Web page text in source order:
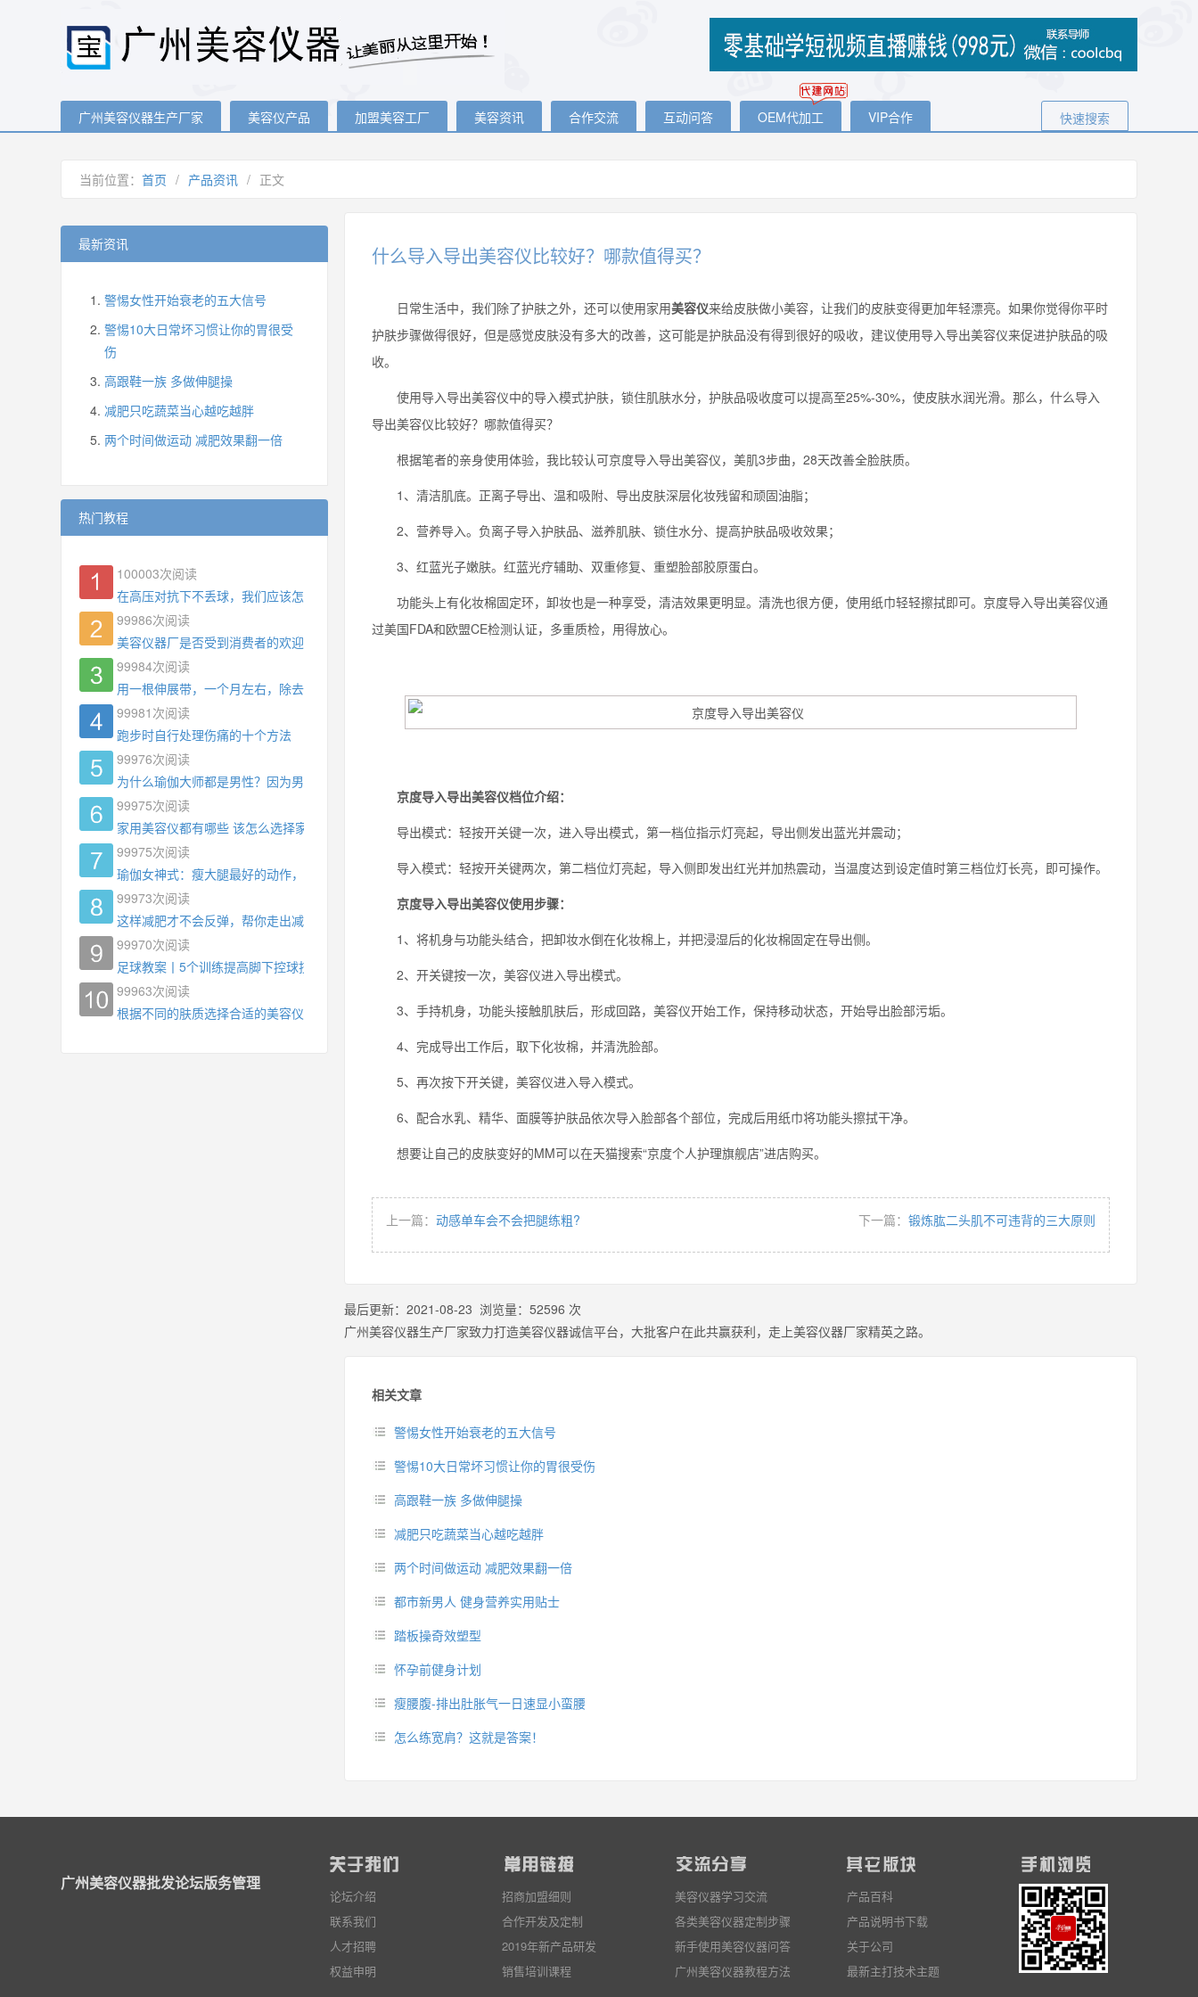
广州美容仪器生产厂家 美容仪产品 加盟美容工厂 美容资讯 合作交流 互动问答 OEM代加工 VIP合作 快速搜索
当前位置： 首页 / 产品资讯 / 正文
什么导入导出美容仪比较好？哪款值得买？
日常生活中，我们除了护肤之外，还可以使用家用美容仪来给皮肤做小美容，让我们的皮肤变得更加年轻漂亮。如果你觉得你平时
护肤步骤做得很好，但是感觉皮肤没有多大的改善，这可能是护肤品没有得到很好的吸收，建议使用导入导出美容仪来促进护肤品的吸
收。
使用导入导出美容仪中的导入模式护肤，锁住肌肤水分，护肤品吸收度可以提高至25%-30%，使皮肤水润光滑。那么，什么导入
导出美容仪比较好？哪款值得买？
根据笔者的亲身使用体验，我比较认可京度导入导出美容仪，美肌3步曲，28天改善全脸肤质。
1、清洁肌底。正离子导出、温和吸附、导出皮肤深层化妆残留和顽固油脂；
2、营养导入。负离子导入护肤品、滋养肌肤、锁住水分、提高护肤品吸收效果；
3、红蓝光子嫩肤。红蓝光疗辅助、双重修复、重塑脸部胶原蛋白。
功能头上有化妆棉固定环，卸妆也是一种享受，清洁效果更明显。清洗也很方便，使用纸巾轻轻擦拭即可。京度导入导出美容仪通
过美国FDA和欧盟CE检测认证，多重质检，用得放心。
京度导入导出美容仪档位介绍：
导出模式：轻按开关键一次，进入导出模式，第一档位指示灯亮起，导出侧发出蓝光并震动；
导入模式：轻按开关键两次，第二档位灯亮起，导入侧即发出红光并加热震动，当温度达到设定值时第三档位灯长亮，即可操作。
京度导入导出美容仪使用步骤：
1、将机身与功能头结合，把卸妆水倒在化妆棉上，并把浸湿后的化妆棉固定在导出侧。
2、开关键按一次，美容仪进入导出模式。
3、手持机身，功能头接触肌肤后，形成回路，美容仪开始工作，保持移动状态，开始导出脸部污垢。
4、完成导出工作后，取下化妆棉，并清洗脸部。
5、再次按下开关键，美容仪进入导入模式。
6、配合水乳、精华、面膜等护肤品依次导入脸部各个部位，完成后用纸巾将功能头擦拭干净。
想要让自己的皮肤变好的MM可以在天猫搜索“京度个人护理旗舰店”进店购买。
上一篇： 动感单车会不会把腿练粗? 下一篇： 锻炼肱二头肌不可违背的三大原则
最后更新： 2021-08-23 浏览量： 52596 次
广州美容仪器生产厂家致力打造美容仪器诚信平台，大批客户在此共赢获利，走上美容仪器厂家精英之路。
相关文章
警惕女性开始衰老的五大信号
警惕10大日常坏习惯让你的胃很受伤
高跟鞋一族 多做伸腿操
减肥只吃蔬菜当心越吃越胖
两个时间做运动 减肥效果翻一倍
都市新男人 健身营养实用贴士
踏板操奇效塑型
怀孕前健身计划
瘦腰腹-排出肚胀气一日速显小蛮腰
怎么练宽肩？这就是答案！
最新资讯
警惕女性开始衰老的五大信号
警惕10大日常坏习惯让你的胃很受
伤
高跟鞋一族 多做伸腿操
减肥只吃蔬菜当心越吃越胖
两个时间做运动 减肥效果翻一倍
热门教程
100003次阅读
在高压对抗下不丢球，我们应该怎么练?
99986次阅读
美容仪器厂是否受到消费者的欢迎
99984次阅读
用一根伸展带，一个月左右，除去了手臂拜拜肉，背也变薄了
99981 次阅读
跑步时自行处理伤痛的十个方法
99976次阅读
为什么瑜伽大师都是男性？因为男权，让女性失去同等的机会
99975次阅读
家用美容仪都有哪些 该怎么选择家用美容仪
99975次阅读
瑜伽女神式：瘦大腿最好的动作，没有之一，为什么你练了没效果？
99973次阅读
这样减肥才不会反弹，帮你走出减肥瓶颈
99970次阅读
足球教案丨5个训练提高脚下控球技术
99963次阅读
根据不同的肤质选择合适的美容仪器
广州美容仪器批发论坛版务管理
论坛介绍
联系我们
人才招聘
权益申明
招商加盟细则
合作开发及定制
2019年新产品研发
销售培训课程
美容仪器学习交流
各类美容仪器定制步骤
新手使用美容仪器问答
广州美容仪器教程方法
产品百科
产品说明书下载
关于公司
最新主打技术主题